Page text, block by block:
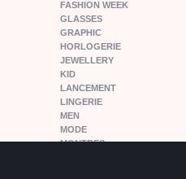
FASHION WEEK
GLASSES
GRAPHIC
HORLOGERIE
JEWELLERY
KID
LANCEMENT
LINGERIE
MEN
MODE
MONTRES